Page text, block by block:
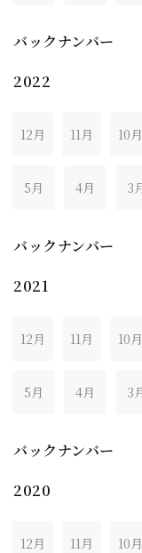
バックナンバー
2022
12月 11月 10月
5月 4月 3
バックナンバー
2021
12月 11月 10月
5月 4月 3
バックナンバー
2020
12月 11月 10月